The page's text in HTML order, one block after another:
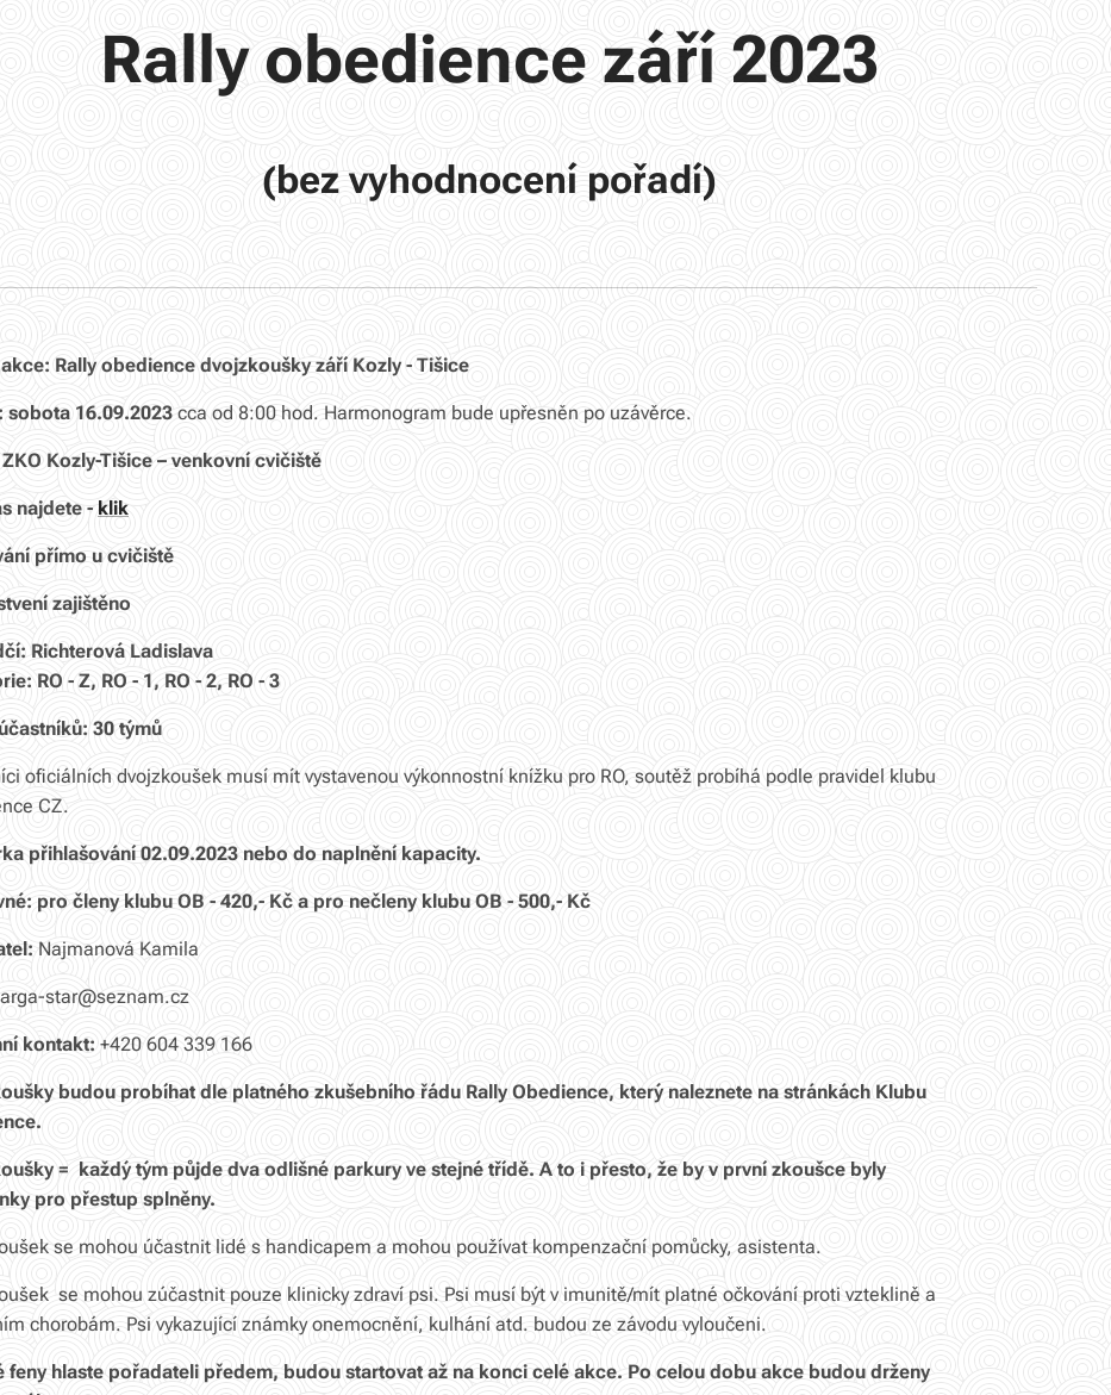
Rally obedience září 2023
(bez vyhodnocení pořadí)
Rally obedience dvojzkoušky září Kozly - Tišice
sobota 16.09.2023 cca od 8:00 hod. Harmonogram bude upřesněn po uzávěrce.
Kozly-Tišice – venkovní cvičiště
najdete - klik
přímo u cvičiště
zajištěno
Richterová Ladislava
RO - Z, RO - 1, RO - 2, RO - 3
30 týmů
oficiálních dvojzkoušek musí mít vystavenou výkonnostní knížku pro RO, soutěž probíhá podle pravidel klubu
CZ.
přihlašování 02.09.2023 nebo do naplnění kapacity.
pro členy klubu OB - 420,- Kč a pro nečleny klubu OB - 500,- Kč
Najmanová Kamila
arga-star@seznam.cz
kontakt: +420 604 339 166
budou probíhat dle platného zkušebního řádu Rally Obedience, který naleznete na stránkách Klubu
= každý tým půjde dva odlišné parkury ve stejné třídě. A to i přesto, že by v první zkoušce byly
pro přestup splněny.
se mohou účastnit lidé s handicapem a mohou používat kompenzační pomůcky, asistenta.
se mohou zúčastnit pouze klinicky zdraví psi. Psi musí být v imunitě/mít platné očkování proti vzteklině a
chorobám. Psi vykazující známky onemocnění, kulhání atd. budou ze závodu vyloučeni.
feny hlaste pořadateli předem, budou startovat až na konci celé akce. Po celou dobu akce budou drženy